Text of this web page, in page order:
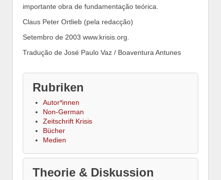
importante obra de fundamentação teórica.
Claus Peter Ortlieb (pela redacção)
Setembro de 2003 www.krisis.org.
Tradução de José Paulo Vaz / Boaventura Antunes
Rubriken
Autor*innen
Non-German
Zeitschrift Krisis
Bücher
Medien
Theorie & Diskussion